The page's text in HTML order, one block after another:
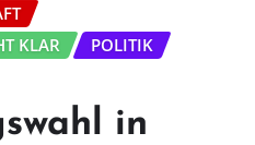
KLAR
POLITIK
in